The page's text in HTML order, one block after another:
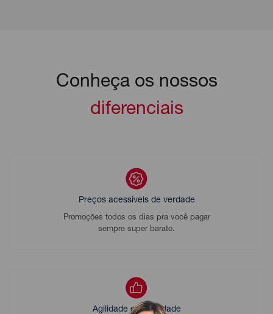
Conheça os nossos
diferenciais
Preços acessíveis de verdade
Promoções todos os dias pra você pagar
sempre super barato.
Agilidade e praticidade